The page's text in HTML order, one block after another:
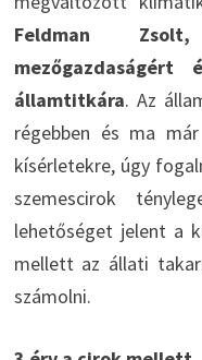
Feldman
mezőgazdaságért
államtitkára. Az
régebben és ma
kísérletekre, úgy
szemescirok
lehetőséget jelent a
mellett az állati
számolni.